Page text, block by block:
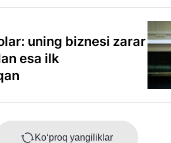
uning biznesi zarar
esa ilk
Ko‘proq yangiliklar